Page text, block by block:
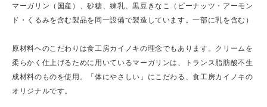
マーガリン（国産）、砂糖、練乳、黒豆きなこ（ピーナッツ・アーモン
ド・くるみを含む製品を同一設備で製造しています。一部に乳を含む）
原材料へのこだわりは食工房カイノキの理念でもあります。クリームを
柔らかく仕上げるために用いているマーガリンは、トランス脂肪酸不生
成材料のものを使用。「体にやさしい」にこだわる、食工房カイノキの
オリジナルです。